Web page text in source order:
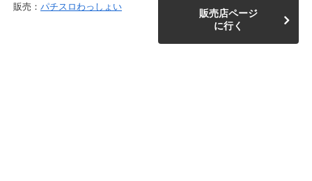
販売： パチスロわっしょい
販売店ページ
に行く